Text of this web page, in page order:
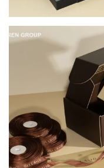
КОМПЛЕКСНЕ
КОСМЕТИКИ